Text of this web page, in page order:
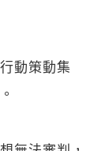
動策動集